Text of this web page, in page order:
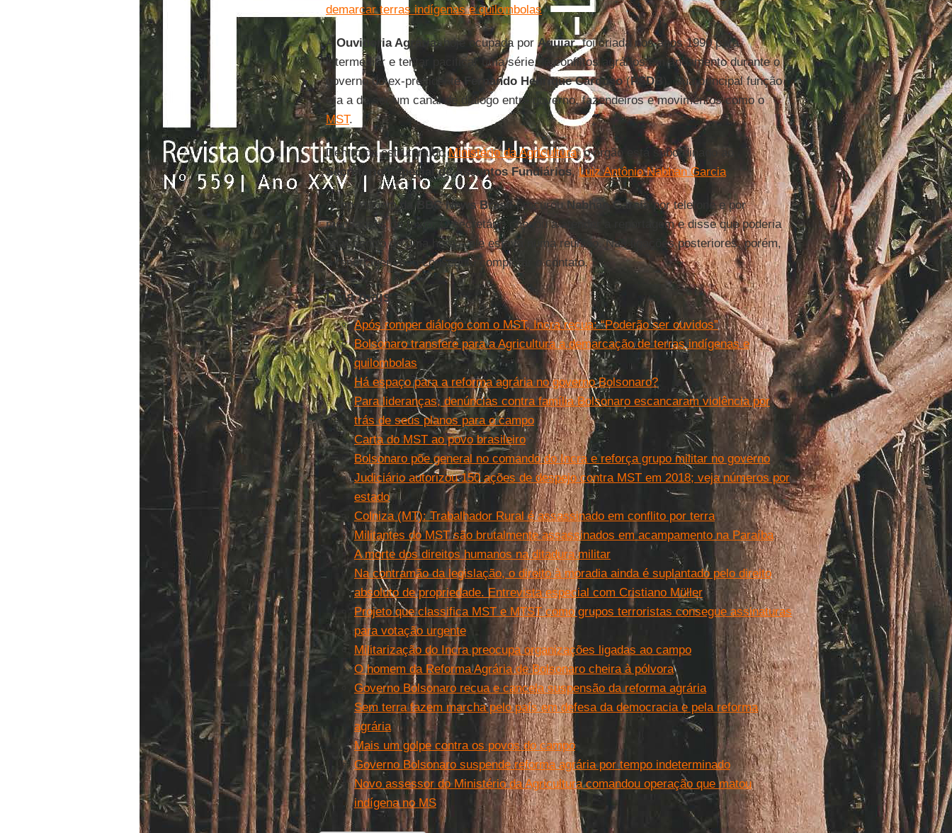
demarcar terras indígenas e quilombolas.
A Ouvidoria Agrária, hoje ocupada porAguiar, foi criada nos anos 1990 para
intermediar e tentar pacificar uma série de conflitos agrários em andamento durante o
governo do ex-presidenteFernando Henrique Cardoso(PSDB
). Sua principal função
era a de ser um canal de diálogo entre governo, fazendeiros e movimentos como o
MST.
Dentro da estrutura doMinistério da Agricultura, o órgão está subordinado ao
Secretário Especial de Assuntos Fundiários, Luiz Antônio Nabhan Garcia.
A reportagem daBBC News BrasilprocurouNabhan Garcia por telefone e por
mensagens de texto. O secretário chegou a atender a reportagem e disse que poderia
falar dentro de uma hora – ele estava numa reunião. Nas ligações posteriores, porém,
a reportagem não conseguiu completar o contato.
Leia mais
Após romper diálogo com o MST, Incra recua: “Poderão ser ouvidos”
Bolsonaro transfere para a Agricultura a demarcação de terras indígenas e
quilombolas
Há espaço para a reforma agrária no governo Bolsonaro?
Para lideranças, denúncias contra família Bolsonaro escancaram violência por
trás de seus planos para o campo
Carta do MST ao povo brasileiro
Bolsonaro põe general no comando do Incra e reforça grupo militar no governo
Judiciário autorizou 150 ações de despejo contra MST em 2018; veja números por
estado
Colniza (MT): Trabalhador Rural é assassinado em conflito por terra
Militantes do MST são brutalmente assassinados em acampamento na Paraíba
A morte dos direitos humanos na ditadura militar
Na contramão da legislação, o direito à moradia ainda é suplantado pelo direito
absoluto de propriedade. Entrevista especial com Cristiano Müller
Projeto que classifica MST e MTST como grupos terroristas consegue assinaturas
para votação urgente
Militarização do Incra preocupa organizações ligadas ao campo
O homem da Reforma Agrária de Bolsonaro cheira à pólvora
Governo Bolsonaro recua e cancela suspensão da reforma agrária
Sem terra fazem marcha pelo país em defesa da democracia e pela reforma
agrária
Mais um golpe contra os povos do campo
Governo Bolsonaro suspende reforma agrária por tempo indeterminado
Novo assessor do Ministério da Agricultura comandou operação que matou
indígena no MS